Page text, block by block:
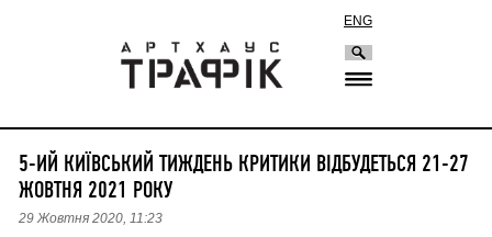
ENG
5-ИЙ КИЇВСЬКИЙ ТИЖДЕНЬ КРИТИКИ ВІДБУДЕТЬСЯ 21-27
ЖОВТНЯ 2021 РОКУ
29 Жовтня 2020, 11:23